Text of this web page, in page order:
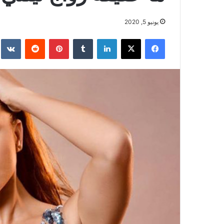
يونيو 5, 2020
فيسبوك ‫X لينكدإن بينتيريست